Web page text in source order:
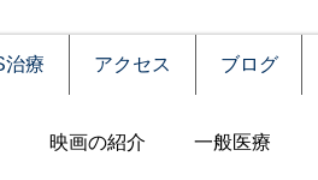
治療 アクセス ブログ
映画の紹介 一般医療